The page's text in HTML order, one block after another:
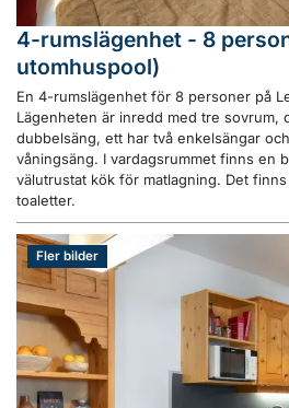
4-rumslägenhet - 8
utomhuspool)
En 4-rumslägenhet för 8 personer på
Lägenheten är inredd med tre sovrum,
dubbelsäng, ett har två enkelsängar
våningsäng. I vardagsrummet finns en
välutrustat kök för matlagning. Det
toaletter.
Fler bilder